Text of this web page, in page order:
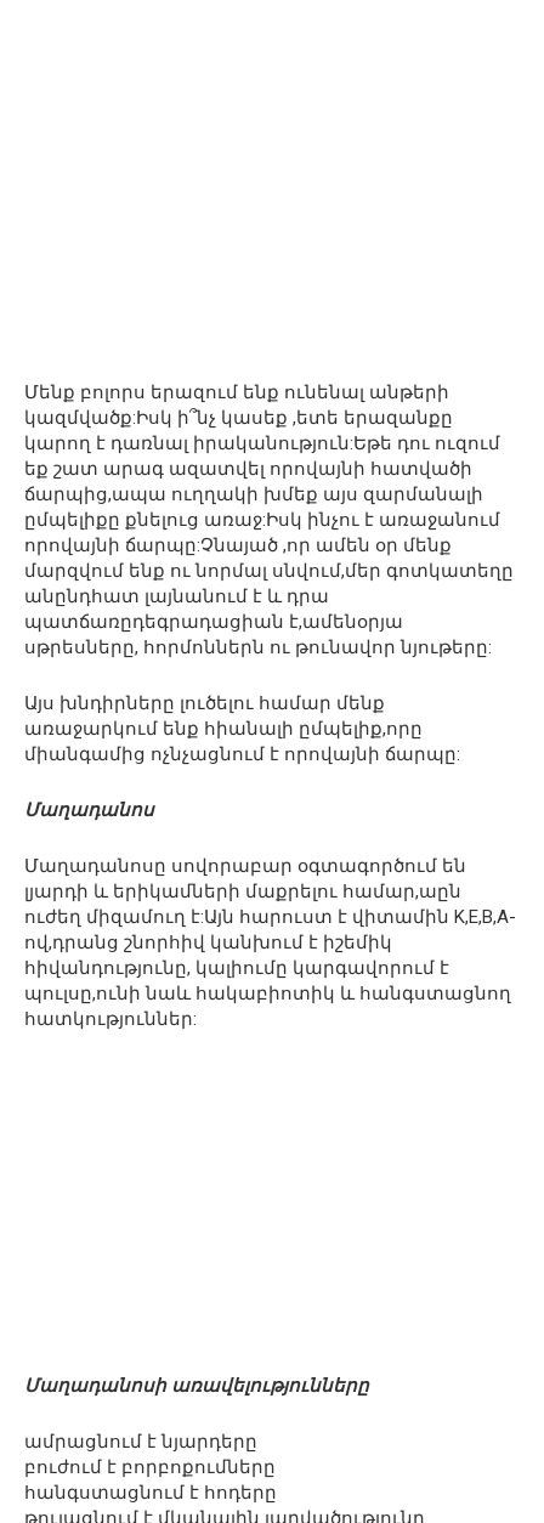
Մենք բոլորս երազում ենք ունենալ անթերի
կազմվածք:Իսկ ի՞նչ կասեք ,ետե երազանքը
կարող է դառնալ իրականություն:Եթե դու ուզում
եք շատ արագ ազատվել որովայնի հատվածի
ճարպից,ապա ուղղակի խմեք այս զարմանալի
ըմպելիքը քնելուց առաջ:Իսկ ինչու է առաջանում
որովայնի ճարպը:Չնայած ,որ ամեն օր մենք
մարզվում ենք ու նորմալ սնվում,մեր գոտկատեղը
անընդհատ լայնանում է և դրա
պատճառըդեգրադացիան է,ամենօրյա
սթրեսները, հորմոններն ու թունավոր նյութերը:
Այս խնդիրները լուծելու համար մենք
առաջարկում ենք հիանալի ըմպելիք,որը
միանգամից ոչնչացնում է որովայնի ճարպը:
Մաղադանոս
Մաղադանոսը սովորաբար օգտագործում են
լյարդի և երիկամների մաքրելու համար,աըն
ուժեղ միզամուղ է:Այն հարուստ է վիտամին K,E,B,A-
ով,դրանց շնորհիվ կանխում է իշեմիկ
հիվանդությունը, կալիումը կարգավորում է
պուլսը,ունի նաև հակաբիոտիկ և հանգստացնող
հատկություններ:
Մաղադանոսի առավելությունները
ամրացնում է նյարդերը
բուժում է բորբոքումները
հանգստացնում է հոդերը
թուլացնում է մկանային լարվածությունը